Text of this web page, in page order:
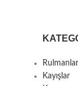
Rulmanlar
Kayışlar